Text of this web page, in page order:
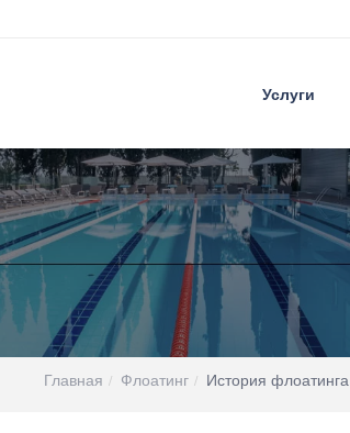
Услуги
Главная Флоатинг История флоатинга